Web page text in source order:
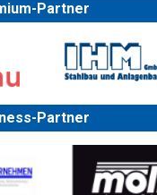
Partner
Partner